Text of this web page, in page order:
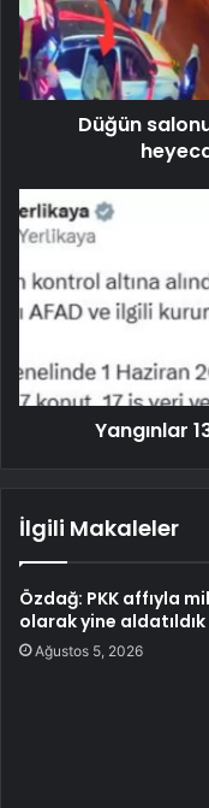
Düğün
Yangınlar
İlgili Makaleler
Özdağ: PKK affıyla
olarak yine aldatıldık
Ağustos 5, 2026